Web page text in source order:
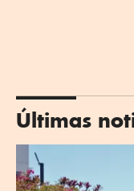
Últimas